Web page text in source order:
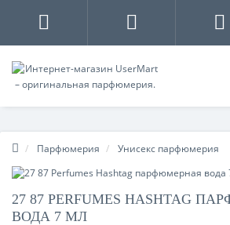
Парфюмерия Унисекс парфюмерия
27 87 PERFUMES HASHTAG
ВОДА 7 МЛ